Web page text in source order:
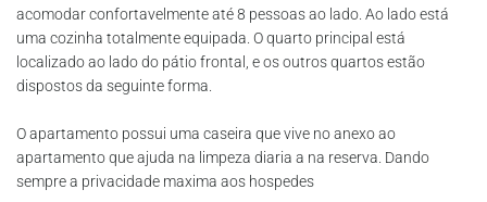
acomodar confortavelmente até 8 pessoas ao lado. Ao lado está
uma cozinha totalmente equipada. O quarto principal está
localizado ao lado do pátio frontal, e os outros quartos estão
dispostos da seguinte forma.
O apartamento possui uma caseira que vive no anexo ao
apartamento que ajuda na limpeza diaria a na reserva. Dando
sempre a privacidade maxima aos hospedes